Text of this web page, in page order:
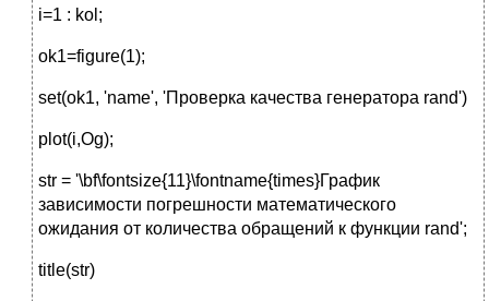
i=1 : kol;
ok1=figure(1);
set(ok1, 'name', 'Проверка качества генератора rand')
plot(i,Og);
str = '\bf\fontsize{11}\fontname{times}График
зависимости погрешности математического
ожидания от количества обращений к функции rand';
title(str)